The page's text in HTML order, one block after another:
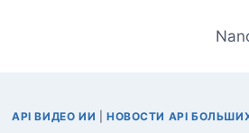
API ВИДЕО ИИ НОВОСТИ API